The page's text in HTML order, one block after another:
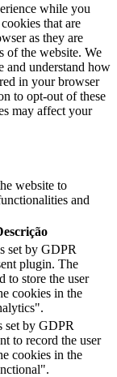
while you
that are
as they are
of the website. We
and understand how
in your browser
to opt-out of these
may affect your
website to
and
set by GDPR
plugin. The
to store the user
cookies in the
set by GDPR
to record the user
cookies in the